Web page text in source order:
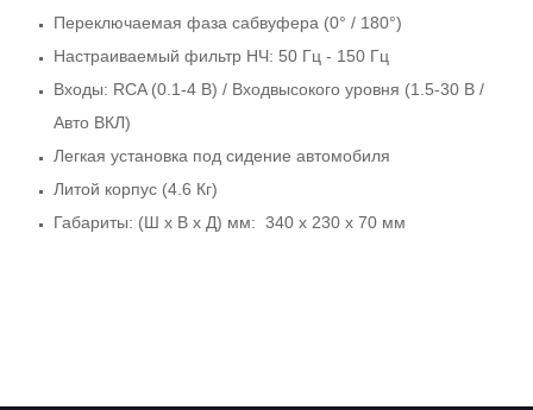
Переключаемая фаза сабвуфера (0° / 180°)
Настраиваемый фильтр НЧ: 50 Гц - 150 Гц
Входы: RCA (0.1-4 В) / Входвысокого уровня (1.5-30 В /
Авто ВКЛ)
Легкая установка под сидение автомобиля
Литой корпус (4.6 Кг)
Габариты: (Ш x В x Д) мм: 340 x 230 x 70 мм